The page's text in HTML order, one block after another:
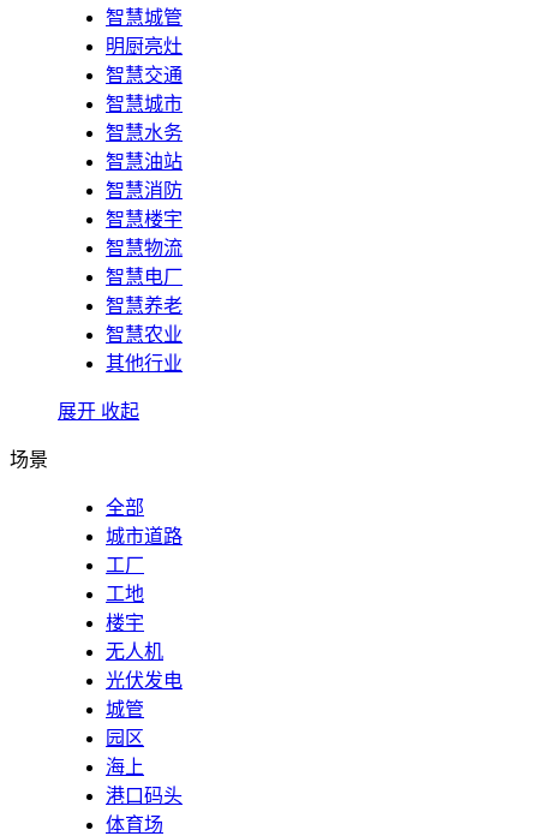
智慧城管
明厨亮灶
智慧交通
智慧城市
智慧水务
智慧油站
智慧消防
智慧楼宇
智慧物流
智慧电厂
智慧养老
智慧农业
其他行业
展开 收起
场景
全部
城市道路
工厂
工地
楼宇
无人机
光伏发电
城管
园区
海上
港口码头
体育场